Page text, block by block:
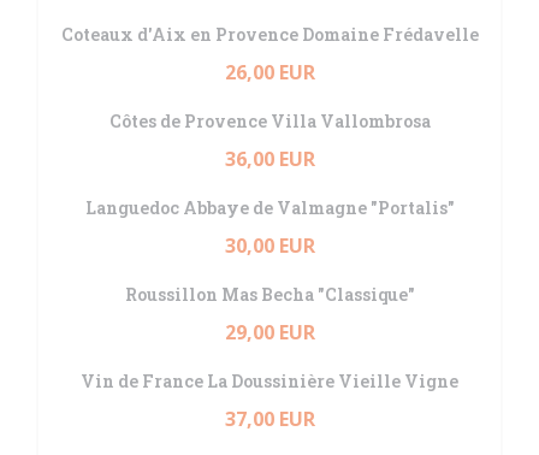
Coteaux d'Aix en Provence Domaine Frédavelle
26,00 EUR
Côtes de Provence Villa Vallombrosa
36,00 EUR
Languedoc Abbaye de Valmagne "Portalis"
30,00 EUR
Roussillon Mas Becha "Classique"
29,00 EUR
Vin de France La Doussinière Vieille Vigne
37,00 EUR